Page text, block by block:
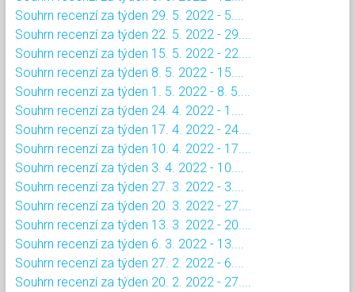
Souhrn recenzí za týden 29. 5. 2022 - 5....
Souhrn recenzí za týden 22. 5. 2022 - 29....
Souhrn recenzí za týden 15. 5. 2022 - 22....
Souhrn recenzí za týden 8. 5. 2022 - 15....
Souhrn recenzí za týden 1. 5. 2022 - 8. 5....
Souhrn recenzí za týden 24. 4. 2022 - 1....
Souhrn recenzí za týden 17. 4. 2022 - 24....
Souhrn recenzí za týden 10. 4. 2022 - 17....
Souhrn recenzí za týden 3. 4. 2022 - 10....
Souhrn recenzí za týden 27. 3. 2022 - 3....
Souhrn recenzí za týden 20. 3. 2022 - 27....
Souhrn recenzí za týden 13. 3. 2022 - 20....
Souhrn recenzí za týden 6. 3. 2022 - 13....
Souhrn recenzí za týden 27. 2. 2022 - 6....
Souhrn recenzí za týden 20. 2. 2022 - 27....